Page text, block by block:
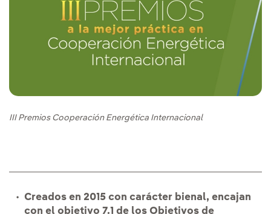
III Premios Cooperación Energética Internacional
Creados en 2015 con carácter bienal, encajan
con el objetivo 7.1 de los Objetivos de